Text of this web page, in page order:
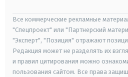
Все коммерческие рекламные
"Спецпроект" или "Партнерский
"Эксперт", "Позиция" отражают
Редакция может не разделять их
и правил цитирования можно
пользования сайтом. Все права